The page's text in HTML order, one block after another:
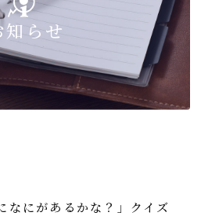
知らせ
なにがあるかな？」クイズ